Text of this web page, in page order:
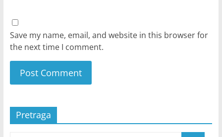
Save my name, email, and website in this browser for
the next time I comment.
Pretraga